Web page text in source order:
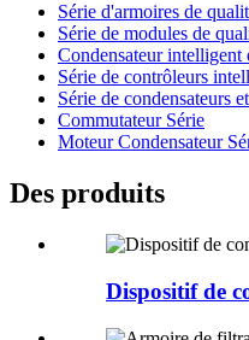
Série d'armoires de
Série de modules de
Condensateur intelligent
Série de contrôleurs
Série de condensateurs
Commutateur Série
Moteur Condensateur
Des produits
Dispositif de